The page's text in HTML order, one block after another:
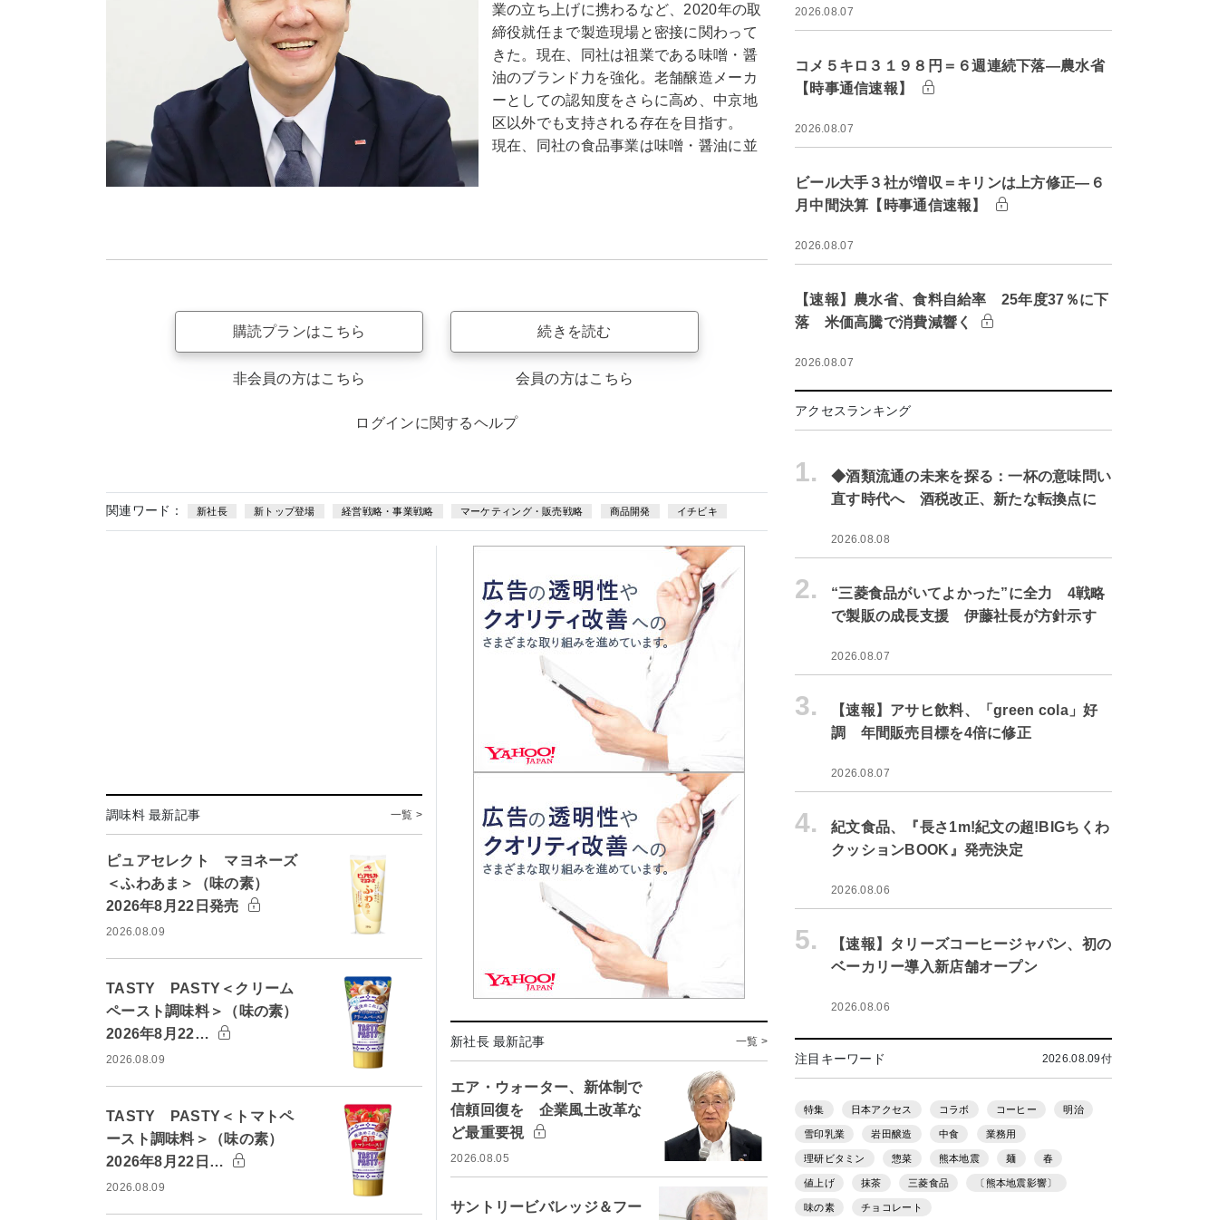
業の立ち上げに携わるなど、2020年の取
締役就任まで製造現場と密接に関わって
きた。現在、同社は祖業である味噌・醤
油のブランド力を強化。老舗醸造メーカ
ーとしての認知度をさらに高め、中京地
区以外でも支持される存在を目指す。
現在、同社の食品事業は味噌・醤油に並
購読プランはこちら
非会員の方はこちら
続きを読む
会員の方はこちら
ログインに関するヘルプ
関連ワード： 新社長 新トップ登場 経営戦略・事業戦略 マーケティング・販売戦略 商品開発 イチビキ
調味料 最新記事 一覧 >
ピュアセレクト マヨネーズ
＜ふわあま＞（味の素）
2026年8月22日発売
2026.08.09
TASTY PASTY＜クリーム
ペースト調味料＞（味の素）
2026年8月22…
2026.08.09
TASTY PASTY＜トマトペ
ースト調味料＞（味の素）
2026年8月22日…
2026.08.09
新社長 最新記事 一覧 >
エア・ウォーター、新体制で
信頼回復を 企業風土改革な
ど最重要視
2026.08.05
サントリービバレッジ＆フー
2026.08.07
コメ５キロ３１９８円＝６週連続下落―農水省
【時事通信速報】
2026.08.07
ビール大手３社が増収＝キリンは上方修正―６
月中間決算【時事通信速報】
2026.08.07
【速報】農水省、食料自給率 25年度37％に下
落 米価高騰で消費減響く
2026.08.07
アクセスランキング
1.
◆酒類流通の未来を探る：一杯の意味問い
直す時代へ 酒税改正、新たな転換点に
2026.08.08
2.
“三菱食品がいてよかった”に全力 4戦略
で製販の成長支援 伊藤社長が方針示す
2026.08.07
3.
【速報】アサヒ飲料、「green cola」好
調 年間販売目標を4倍に修正
2026.08.07
4.
紀文食品、『長さ1m!紀文の超!BIGちくわ
クッションBOOK』発売決定
2026.08.06
5.
【速報】タリーズコーヒージャパン、初の
ベーカリー導入新店舗オープン
2026.08.06
注目キーワード 2026.08.09付
特集 日本アクセス コラボ コーヒー 明治
雪印乳業 岩田醸造 中食 業務用
理研ビタミン 惣菜 熊本地震 麺 春
値上げ 抹茶 三菱食品 〔熊本地震影響〕
味の素 チョコレート